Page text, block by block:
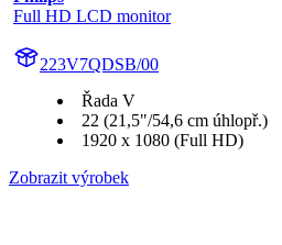
Full HD LCD monitor
223V7QDSB/00
Řada V
22 (21,5"/54,6 cm úhlopř.)
1920 x 1080 (Full HD)
Zobrazit výrobek